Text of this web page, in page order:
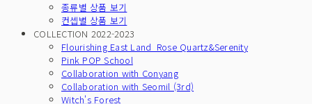
종류별 상품 보기
컨셉별 상품 보기
COLLECTION 2022-2023
Flourishing East Land_Rose Quartz&Serenity
Pink POP School
Collaboration with Conyang
Collaboration with Seomil (3rd)
Witch's Forest